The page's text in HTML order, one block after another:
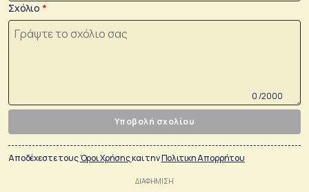
Σχόλιο
0 /2000
Υποβολή σχολίου
Αποδέχεστε τουςΌροι Χρήσηςκαι τηνΠολιτικη Απορρήτου